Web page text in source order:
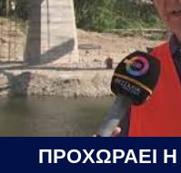
ΠΡΟΧΩΡΑΕΙ Η